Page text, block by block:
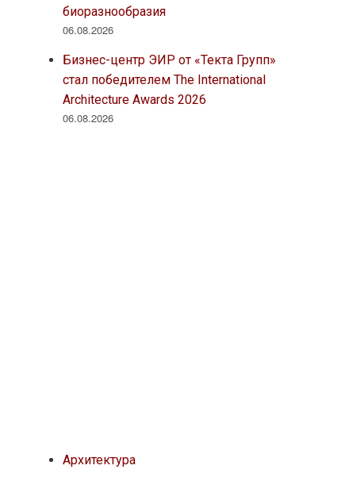
биоразнообразия
06.08.2026
Бизнес-центр ЭИР от «Текта Групп»
стал победителем The International
Architecture Awards 2026
06.08.2026
Архитектура